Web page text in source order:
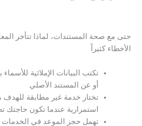
حتى مع صحة المستندات، لماذا تتأخر
الأخطاء كثيراً
تكتب البيانات الإملائية
أو عن المستند الأصلي
تختار خدمة غير مطابقة للهدف
استمرارية عندما تكون حاجتك
تهمل حجز الموعد في